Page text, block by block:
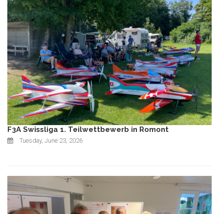
F3A Swissliga 1. Teilwettbewerb in Romont
Tuesday, June 23, 2026